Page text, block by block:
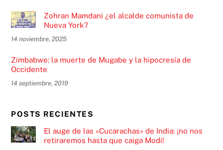
Zohran Mamdani ¿el alcalde comunista de
Nueva York?
14 noviembre, 2025
Zimbabwe: la muerte de Mugabe y la hipocresía de
Occidente
14 septiembre, 2019
POSTS RECIENTES
El auge de las «Cucarachas» de India: ¡no nos
retiraremos hasta que caiga Modi!